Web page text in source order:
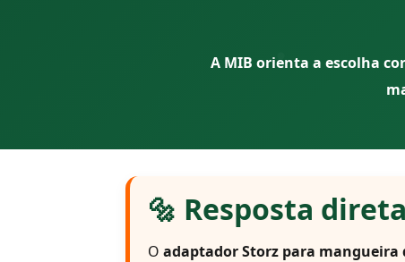
A MIB orienta a escolha
🔩 Resposta
O adaptador Storz para mangueira